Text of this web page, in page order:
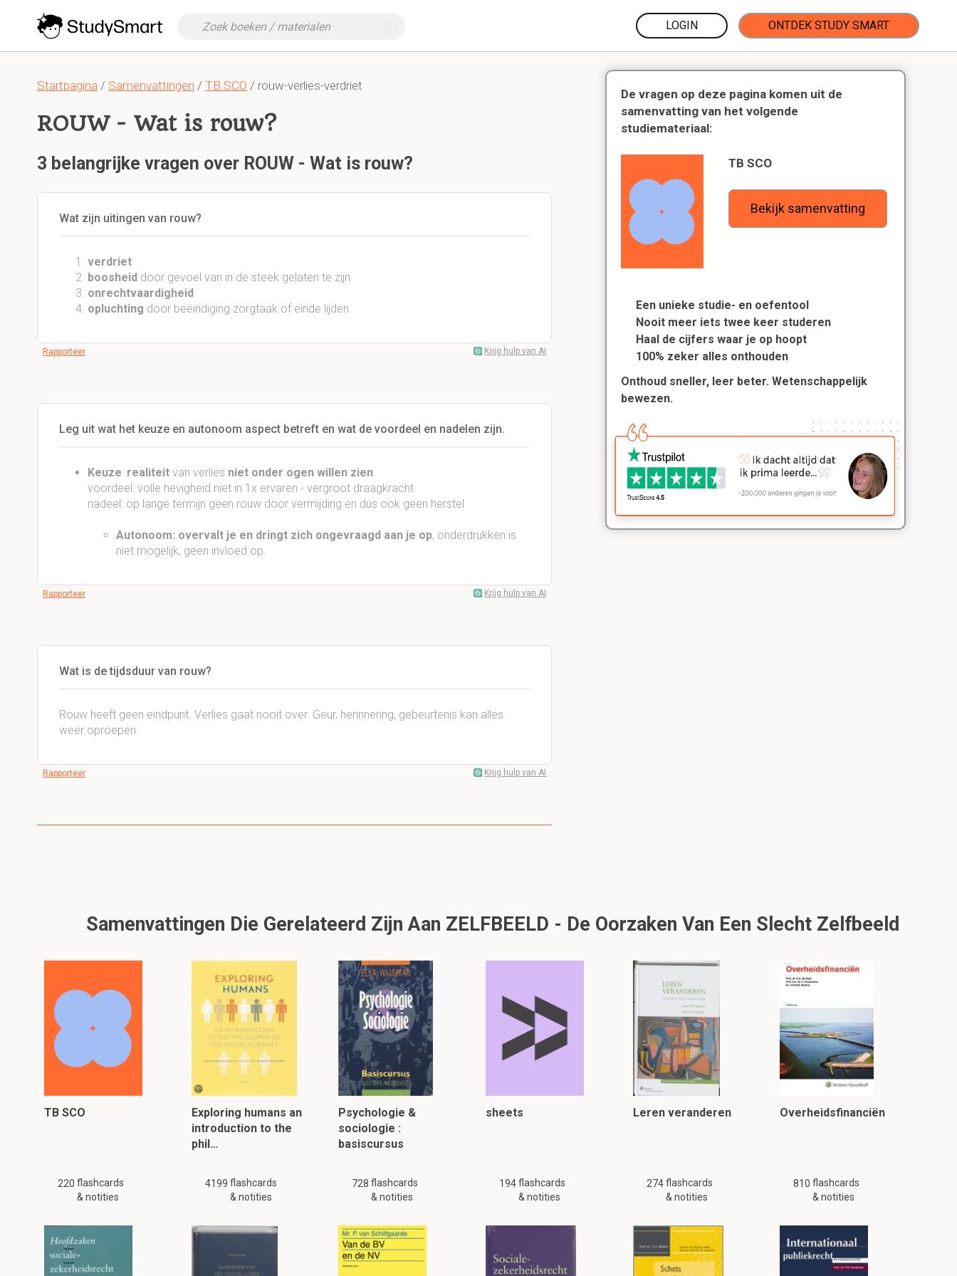
LOGIN ONTDEK STUDY SMART
Startpagina / Samenvattingen / TB SCO / rouw-verlies-verdriet
ROUW - Wat is rouw?
3 belangrijke vragen over ROUW - Wat is rouw?
Wat zijn uitingen van rouw?
verdriet
boosheid door gevoel van in de steek gelaten te zijn
onrechtvaardigheid
opluchting door beëindiging zorgtaak of einde lijden
Rapporteer Krijg hulp van AI
Leg uit wat het keuze en autonoom aspect betreft en wat de voordeel en nadelen zijn.
Keuze: realiteit van verlies niet onder ogen willen zien
voordeel: volle hevigheid niet in 1x ervaren - vergroot draagkracht
nadeel: op lange termijn geen rouw door vermijding en dus ook geen herstel
Autonoom: overvalt je en dringt zich ongevraagd aan je op, onderdrukken is
niet mogelijk, geen invloed op.
Rapporteer Krijg hulp van AI
Wat is de tijdsduur van rouw?
Rouw heeft geen eindpunt. Verlies gaat nooit over. Geur, herinnering, gebeurtenis kan alles
weer oproepen.
Rapporteer Krijg hulp van AI
De vragen op deze pagina komen uit de
samenvatting van het volgende
studiemateriaal:
TB SCO
Bekijk samenvatting
Een unieke studie- en oefentool
Nooit meer iets twee keer studeren
Haal de cijfers waar je op hoopt
100% zeker alles onthouden
Onthoud sneller, leer beter. Wetenschappelijk
bewezen.
Samenvattingen Die Gerelateerd Zijn Aan ZELFBEELD - De Oorzaken Van Een Slecht Zelfbeeld
TB SCO
220 flashcards
& notities
Exploring humans an
introduction to the
phil…
4199 flashcards
& notities
Psychologie &
sociologie :
basiscursus
728 flashcards
& notities
sheets
194flashcards
& notities
Leren veranderen
274 flashcards
& notities
Overheidsfinanciën
810 flashcards
& notities